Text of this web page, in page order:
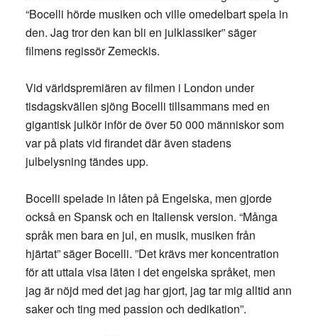
“Bocelli hörde musiken och ville omedelbart spela in
den. Jag tror den kan bli en julklassiker” säger
filmens regissör Zemeckis.
Vid världspremiären av filmen i London under
tisdagskvällen sjöng Bocelli tillsammans med en
gigantisk julkör inför de över 50 000 människor som
var på plats vid firandet där även stadens
julbelysning tändes upp.
Bocelli spelade in låten på Engelska, men gjorde
också en Spansk och en Italiensk version. “Många
språk men bara en jul, en musik, musiken från
hjärtat” säger Bocelli. ”Det krävs mer koncentration
för att uttala visa läten i det engelska språket, men
jag är nöjd med det jag har gjort, jag tar mig alltid ann
saker och ting med passion och dedikation”.